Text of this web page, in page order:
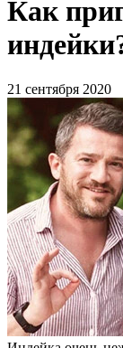
Как
21 сентября 2020